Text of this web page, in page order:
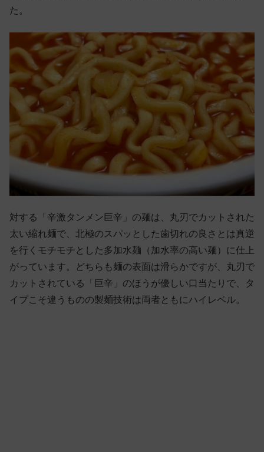
た。
対する「辛激タンメン巨辛」の麺は、丸刃でカットされた
太い縮れ麺で、北極のスパッとした歯切れの良さとは真逆
を行くモチモチとした多加水麺（加水率の高い麺）に仕上
がっています。どちらも麺の表面は滑らかですが、丸刃で
カットされている「巨辛」のほうが優しい口当たりで、タ
イプこそ違うものの製麺技術は両者ともにハイレベル。